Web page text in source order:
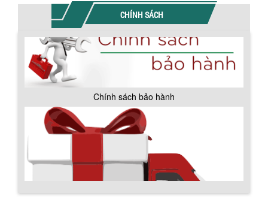
CHÍNH SÁCH
Chính sách giao hàng
BỒN CHỨA GIẢI NHIỆT SƠN, MỰC IN
Bồn chứa giải nhiệt sơn, mực in có cấu
tạo gồm 2 lớp inox và được dùng để
làm giảm nhiệt độ của nguyên...
Máy trộn bột khô 500kg được thiết kế
thân bồn nằm ngang, với cánh trộn bột
xoay đảo thuận nghịch. Vật liệu...